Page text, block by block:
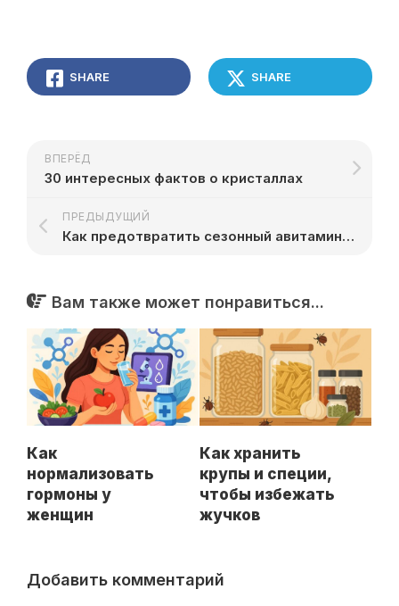
SHARE SHARE
ВПЕРЁД
30 интересных фактов о кристаллах
ПРЕДЫДУЩИЙ
Как предотвратить сезонный авитаминоз
Вам также может понравиться...
Как
нормализовать
гормоны у
женщин
Как хранить
крупы и специи,
чтобы избежать
жучков
Добавить комментарий